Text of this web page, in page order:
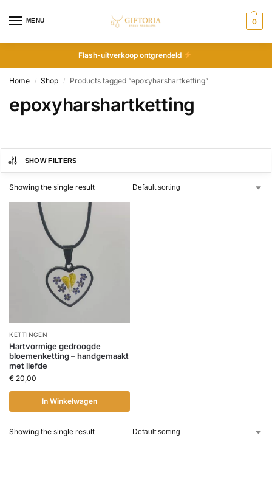
MENU 0
Flash-uitverkoop ontgrendeld
Home / Shop / Products tagged “epoxyharshartketting”
epoxyharshartketting
SHOW FILTERS
Showing the single result
KETTINGEN
Hartvormige gedroogde
bloemenketting – handgemaakt
met liefde
€ 20,00
In Winkelwagen
Showing the single result